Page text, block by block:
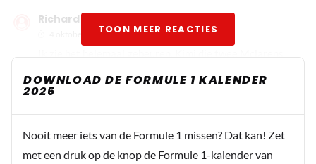
Richard Welling
4 oktober 2025 14:31TOON MEER REACTIES
DOWNLOAD DE FORMULE 1 KALENDER
2026
Nooit meer iets van de Formule 1 missen? Dat kan! Zet
met een druk op de knop de Formule 1-kalender van